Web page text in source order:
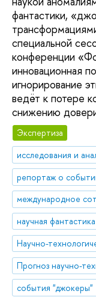
фантастики,
специальной
конференции
инновационная
игнорирование
ведёт к потере
снижению
Экспертиза
исследования и
репортаж о
международное
научная фантастика
Научно-
события "джокеры"